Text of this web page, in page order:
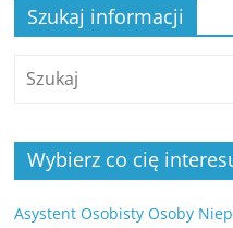
Szukaj informacji
Wybierz co cię
Asystent Osobisty Osoby